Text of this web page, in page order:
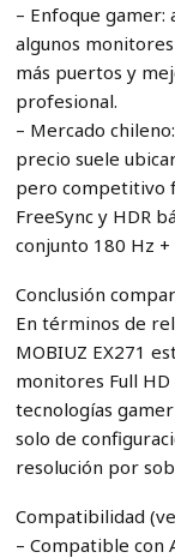
– Enfoque
algunos
más puertos y
profesional.
– Mercado
precio suele
pero competitivo
FreeSync y HDR
conjunto 180 Hz
Conclusión
En términos de
MOBIUZ EX271
monitores Full HD
tecnologías
solo de
resolución por
Compatibilidad
– Compatible con